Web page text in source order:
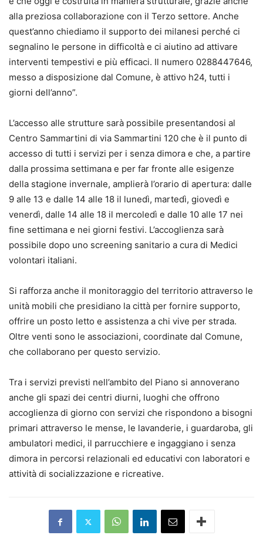
alla preziosa collaborazione con il Terzo settore. Anche
quest’anno chiediamo il supporto dei milanesi perché ci
segnalino le persone in difficoltà e ci aiutino ad attivare
interventi tempestivi e più efficaci. Il numero 0288447646,
messo a disposizione dal Comune, è attivo h24, tutti i
giorni dell’anno”.
L’accesso alle strutture sarà possibile presentandosi al
Centro Sammartini di via Sammartini 120 che è il punto di
accesso di tutti i servizi per i senza dimora e che, a partire
dalla prossima settimana e per far fronte alle esigenze
della stagione invernale, amplierà l’orario di apertura: dalle
9 alle 13 e dalle 14 alle 18 il lunedì, martedì, giovedì e
venerdì, dalle 14 alle 18 il mercoledì e dalle 10 alle 17 nei
fine settimana e nei giorni festivi. L’accoglienza sarà
possibile dopo uno screening sanitario a cura di Medici
volontari italiani.
Si rafforza anche il monitoraggio del territorio attraverso le
unità mobili che presidiano la città per fornire supporto,
offrire un posto letto e assistenza a chi vive per strada.
Oltre venti sono le associazioni, coordinate dal Comune,
che collaborano per questo servizio.
Tra i servizi previsti nell’ambito del Piano si annoverano
anche gli spazi dei centri diurni, luoghi che offrono
accoglienza di giorno con servizi che rispondono a bisogni
primari attraverso le mense, le lavanderie, i guardaroba, gli
ambulatori medici, il parrucchiere e ingaggiano i senza
dimora in percorsi relazionali ed educativi con laboratori e
attività di socializzazione e ricreative.